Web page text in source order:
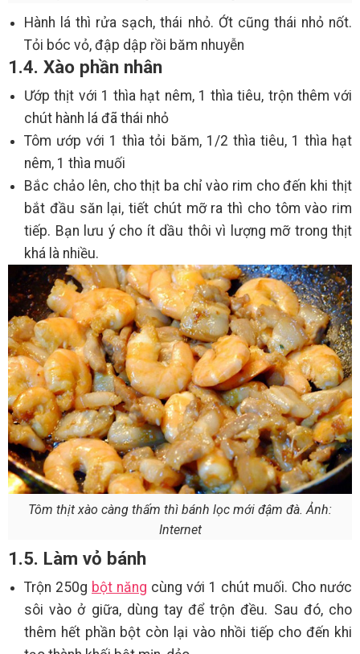
Hành lá thì rửa sạch, thái nhỏ. Ớt cũng thái nhỏ nốt.
Tỏi bóc vỏ, đập dập rồi băm nhuyễn
1.4. Xào phần nhân
Ướp thịt với 1 thìa hạt nêm, 1 thìa tiêu, trộn thêm với
chút hành lá đã thái nhỏ
Tôm ướp với 1 thìa tỏi băm, 1/2 thìa tiêu, 1 thìa hạt
nêm, 1 thìa muối
Bắc chảo lên, cho thịt ba chỉ vào rim cho đến khi thịt
bắt đầu săn lại, tiết chút mỡ ra thì cho tôm vào rim
tiếp. Bạn lưu ý cho ít dầu thôi vì lượng mỡ trong thịt
khá là nhiều.
Tôm thịt xào càng thấm thì bánh lọc mới đậm đà. Ảnh:
Internet
1.5. Làm vỏ bánh
Trộn 250g bột năng cùng với 1 chút muối. Cho nước
sôi vào ở giữa, dùng tay để trộn đều. Sau đó, cho
thêm hết phần bột còn lại vào nhồi tiếp cho đến khi